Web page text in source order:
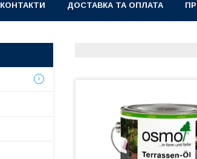
КОНТАКТИ ДОСТАВКА ТА ОПЛАТА